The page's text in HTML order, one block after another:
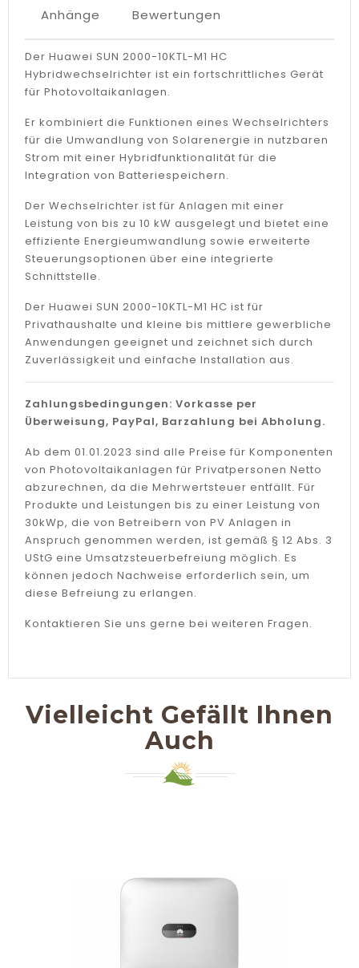
Anhänge Bewertungen
Der Huawei SUN 2000-10KTL-M1 HC
Hybridwechselrichter ist ein fortschrittliches Gerät
für Photovoltaikanlagen.
Er kombiniert die Funktionen eines Wechselrichters
für die Umwandlung von Solarenergie in nutzbaren
Strom mit einer Hybridfunktionalität für die
Integration von Batteriespeichern.
Der Wechselrichter ist für Anlagen mit einer
Leistung von bis zu 10 kW ausgelegt und bietet eine
effiziente Energieumwandlung sowie erweiterte
Steuerungsoptionen über eine integrierte
Schnittstelle.
Der Huawei SUN 2000-10KTL-M1 HC ist für
Privathaushalte und kleine bis mittlere gewerbliche
Anwendungen geeignet und zeichnet sich durch
Zuverlässigkeit und einfache Installation aus.
Zahlungsbedingungen: Vorkasse per
Überweisung, PayPal, Barzahlung bei Abholung.
Ab dem 01.01.2023 sind alle Preise für Komponenten
von Photovoltaikanlagen für Privatpersonen Netto
abzurechnen, da die Mehrwertsteuer entfällt. Für
Produkte und Leistungen bis zu einer Leistung von
30kWp, die von Betreibern von PV Anlagen in
Anspruch genommen werden, ist gemäß § 12 Abs. 3
UStG eine Umsatzsteuerbefreiung möglich. Es
können jedoch Nachweise erforderlich sein, um
diese Befreiung zu erlangen.
Kontaktieren Sie uns gerne bei weiteren Fragen.
Vielleicht Gefällt Ihnen
Auch